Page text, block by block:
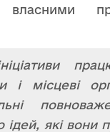
і місцеві
ідей, які вони